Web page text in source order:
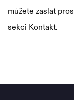
můžete zaslat
sekci Kontakt.